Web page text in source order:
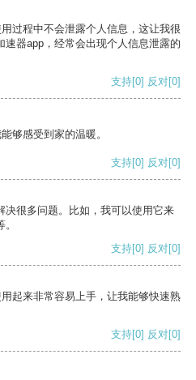
过程中不会泄露个人信息，这让我很
器app，经常会出现个人信息泄露的
支持[0] 反对[0]
够感受到家的温暖。
支持[0] 反对[0]
决很多问题。比如，我可以使用它来
支持[0] 反对[0]
起来非常容易上手，让我能够快速熟
支持[0] 反对[0]